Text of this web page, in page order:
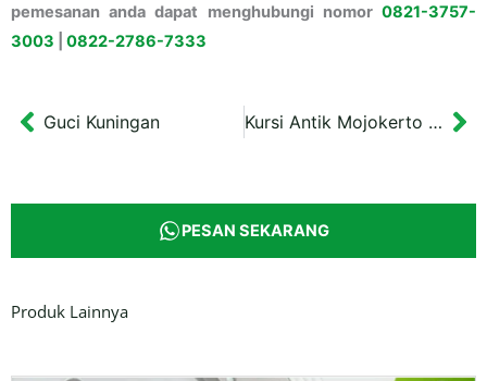
pemesanan anda dapat menghubungi nomor 0821-3757-
3003
0822-2786-7333
Prev
Guci Kuningan Kursi Antik Mojokerto Dimensi 120x40x70 cm
PESAN SEKARANG
Produk Lainnya